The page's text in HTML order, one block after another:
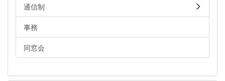
通信制
事務
同窓会